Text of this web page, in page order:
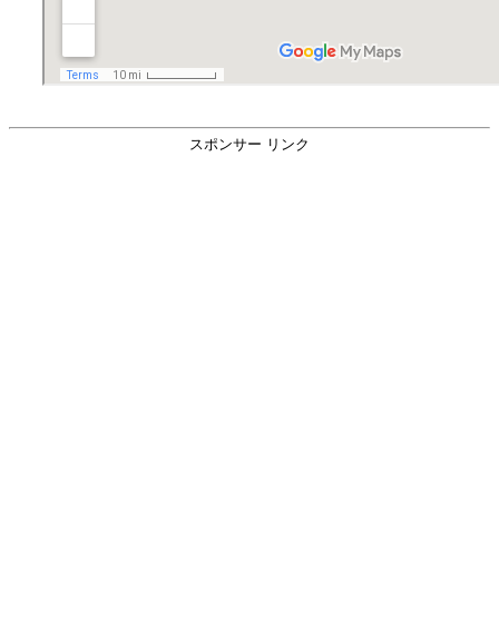
スポンサー リンク